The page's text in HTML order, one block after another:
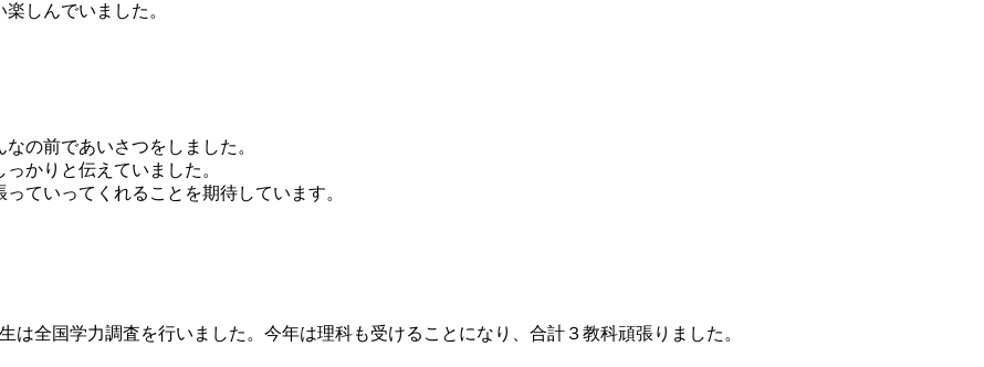
しんでいました。
の前であいさつをしました。
かりと伝えていました。
ていってくれることを期待しています。
は全国学力調査を行いました。今年は理科も受けることになり、合計３教科頑張りました。